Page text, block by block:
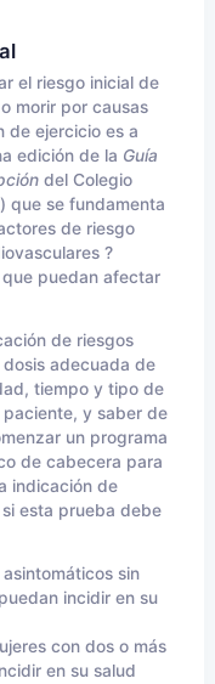
el riesgo inicial de
morir por causas
de ejercicio es a
edición de la Guía
del Colegio
que se fundamenta
de riesgo
?
puedan afectar
de riesgos
adecuada de
tiempo y tipo de
y saber de
un programa
de cabecera para
indicación de
esta prueba debe
sin
incidir en su
con dos o más
en su salud